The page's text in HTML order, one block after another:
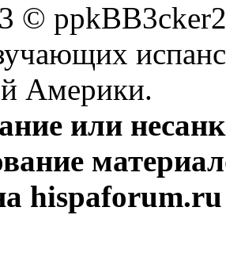
©
Америки.
или
hispaforum.ru